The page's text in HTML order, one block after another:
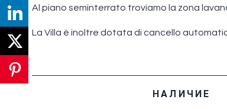
Al piano seminterrato troviamo la zona
La Villa è inoltre dotata di cancello
НАЛИЧИЕ